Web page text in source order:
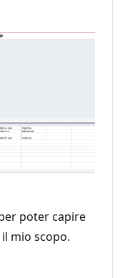
poter capire
mio scopo.